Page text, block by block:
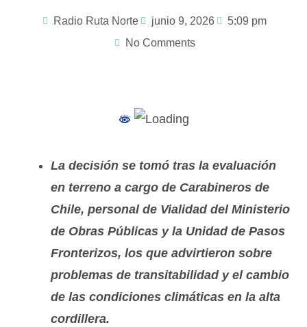
Radio Ruta Norte junio 9, 2026
5:09 pm
No Comments
La decisión se tomó tras la evaluación
en terreno a cargo de Carabineros de
Chile, personal de Vialidad del Ministerio
de Obras Públicas y la Unidad de Pasos
Fronterizos, los que advirtieron sobre
problemas de transitabilidad y el cambio
de las condiciones climáticas en la alta
cordillera.